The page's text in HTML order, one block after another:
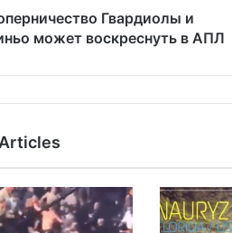
Гвардиолы и
может воскреснуть в АПЛ